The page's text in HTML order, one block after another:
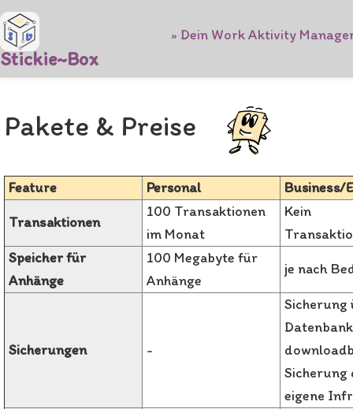
Stickie~Box
» Dein Work Aktivity
Pakete & Preise
Feature Personal Business/
Transaktionen
100 Transaktionen
im Monat
Kein
Speicher für
Anhänge
100 Megabyte für
Anhänge
je nach
Sicherungen -
Sicherung
Sicherung
eigene